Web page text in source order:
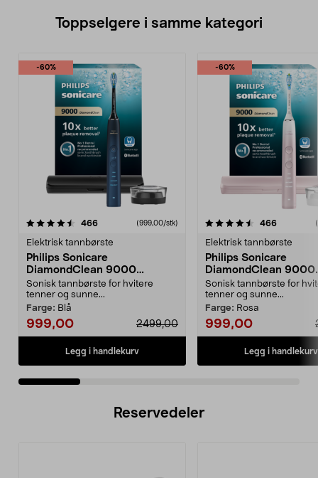
Toppselgere i samme kategori
-60%
466anmeldelser(999,00/stk)
Elektrisk tannbørste
Philips Sonicare
DiamondClean 9000
elektrisk tannbørste, Special
Edition
Sonisk tannbørste for hvitere
tenner og sunne...
Farge: Blå
999,00 2499,00
Legg i handlekurv
-60%
4.5 av 5 stjerner 466
Elektrisk tannbørste
Philips Sonicare
DiamondClean 9000
elektrisk tannbørste,
Edition
Sonisk tannbørste for
tenner og sunne...
Farge: Rosa
999,00
Legg i handlekurv
4.5 av 5 stjerner
Reservedeler